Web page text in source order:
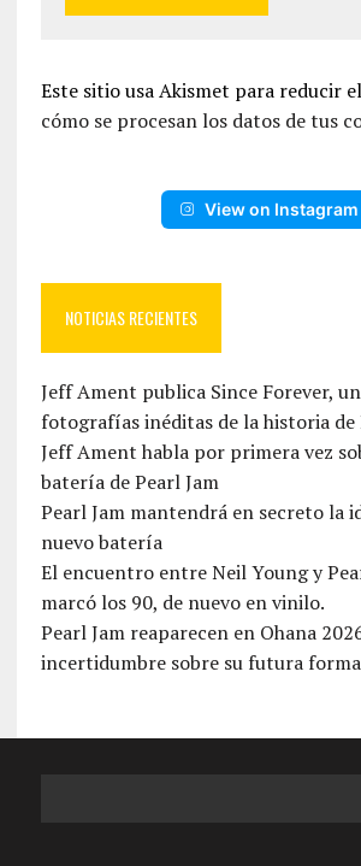
Este sitio usa Akismet para reducir
cómo se procesan los datos de tus
View on Instagram
NOTICIAS RECIENTES
Jeff Ament publica Since Forever,
fotografías inéditas de la historia de
Jeff Ament habla por primera vez
batería de Pearl Jam
Pearl Jam mantendrá en secreto la
nuevo batería
El encuentro entre Neil Young y
marcó los 90, de nuevo en vinilo.
Pearl Jam reaparecen en Ohana
incertidumbre sobre su futura